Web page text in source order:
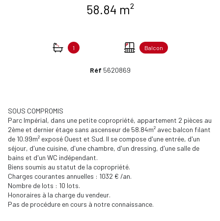
58.84 m²
1 Balcon
Réf 5620869
SOUS COMPROMIS
Parc Impérial, dans une petite copropriété, appartement 2 pièces au
2ème et dernier étage sans ascenseur de 58.84m² avec balcon filant
de 10.99m² exposé Ouest et Sud. Il se compose d'une entrée, d'un
séjour, d'une cuisine, d'une chambre, d'un dressing, d'une salle de
bains et d'un WC indépendant.
Biens soumis au statut de la copropriété.
Charges courantes annuelles : 1032 € /an.
Nombre de lots : 10 lots.
Honoraires à la charge du vendeur.
Pas de procédure en cours à notre connaissance.